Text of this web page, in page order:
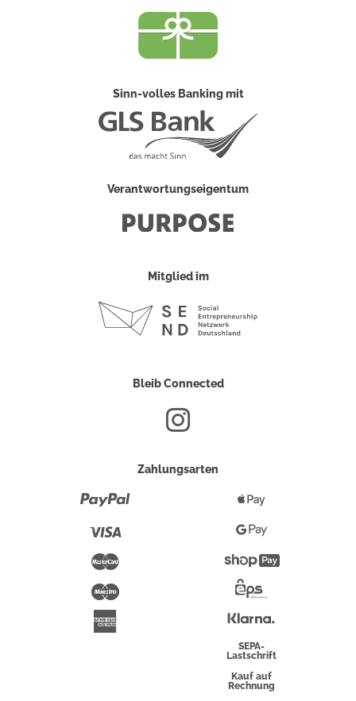
Sinn-volles Banking mit
Verantwortungseigentum
Mitglied im
Bleib Connected
Zahlungsarten
Maestro
Pay
Google
Pay
Überweisung
SEPA-
Lastschrift
Kauf auf
Rechnung